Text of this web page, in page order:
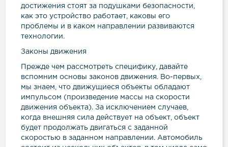
достижения стоят за подушками безопасности,
как это устройство работает, каковы его
проблемы и в каком направлении развиваются
технологии.
Законы движения
Прежде чем рассмотреть специфику, давайте
вспомним основы законов движения. Во-первых,
мы знаем, что движущиеся объекты обладают
импульсом (произведение массы на скорости
движения объекта). За исключением случаев,
когда внешняя сила действует на объект, объект
будет продолжать двигаться с заданной
скоростью в заданном направлении. Автомобиль